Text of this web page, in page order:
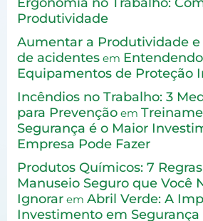
Produtividade
Aumentar a Produtividade e
de acidentes em
Equipamentos de Proteção
Incêndios no Trabalho: 3
para Prevenção em
Segurança é o Maior
Empresa Pode Fazer
Produtos Químicos: 7
Manuseio Seguro que Você
Ignorar emAbril Verde: A
Investimento em Segurança